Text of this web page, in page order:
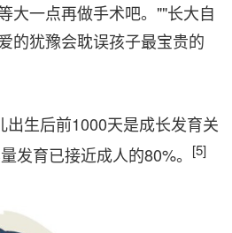
一点再做手术吧。""长大自
的犹豫会耽误孩子最宝贵的
出生后前1000天是成长发育关
发育已接近成人的80%。 [5]